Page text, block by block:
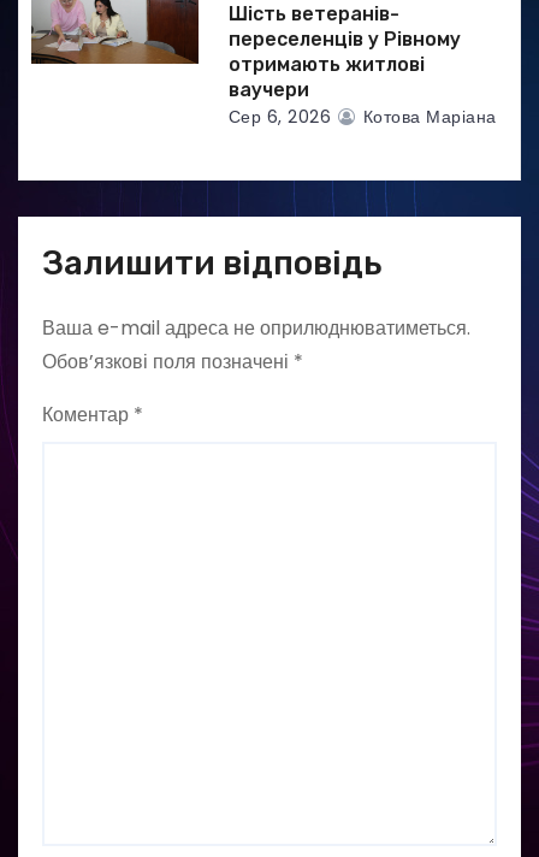
Шість ветеранів-
переселенців у Рівному
отримають житлові
ваучери
Сер 6, 2026 Котова Маріана
Залишити відповідь
Ваша e-mail адреса не оприлюднюватиметься.
Обов’язкові поля позначені *
Коментар *